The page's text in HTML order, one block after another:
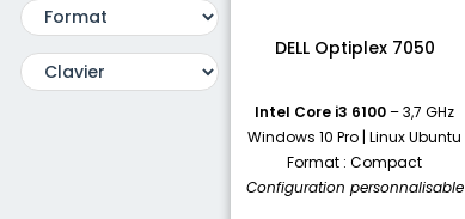
DELL Optiplex 7050
Intel Core i3 6100– 3,7 GHz
Windows 10 Pro | Linux Ubuntu
Format : Compact
Configuration personnalisable